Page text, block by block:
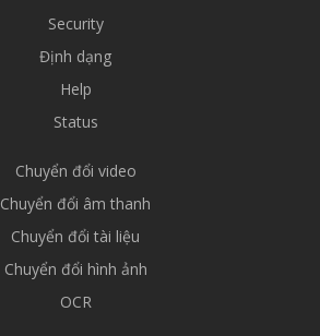
Security
Định dạng
Help
Status
Chuyển đổi video
Chuyển đổi âm thanh
Chuyển đổi tài liệu
Chuyển đổi hình ảnh
OCR